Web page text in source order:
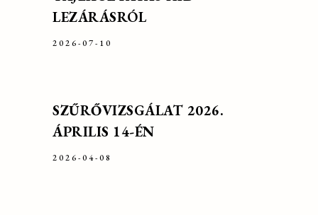
LEZÁRÁSRÓL
2026-07-10
SZŰRŐVIZSGÁLAT 2026.
ÁPRILIS 14-ÉN
2026-04-08